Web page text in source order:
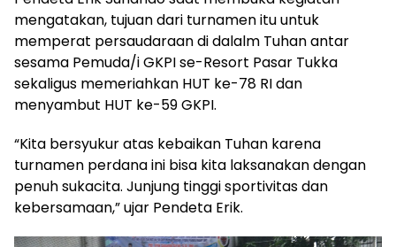
mengatakan, tujuan dari turnamen itu untuk
memperat persaudaraan di dalalm Tuhan antar
sesama Pemuda/i GKPI se-Resort Pasar Tukka
sekaligus memeriahkan HUT ke-78 RI dan
menyambut HUT ke-59 GKPI.
“Kita bersyukur atas kebaikan Tuhan karena
turnamen perdana ini bisa kita laksanakan dengan
penuh sukacita. Junjung tinggi sportivitas dan
kebersamaan,” ujar Pendeta Erik.